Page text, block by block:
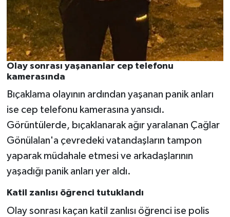
Olay sonrası yaşananlar cep telefonu
kamerasında
Bıçaklama olayının ardından yaşanan panik anları
ise cep telefonu kamerasına yansıdı.
Görüntülerde, bıçaklanarak ağır yaralanan Çağlar
Gönülalan'a çevredeki vatandaşların tampon
yaparak müdahale etmesi ve arkadaşlarının
yaşadığı panik anları yer aldı.
Katil zanlısı öğrenci tutuklandı
Olay sonrası kaçan katil zanlısı öğrenci ise polis